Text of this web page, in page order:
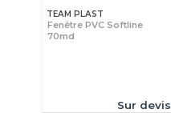
TEAM PLAST
Fenêtre PVC Softline
70md
Sur devis